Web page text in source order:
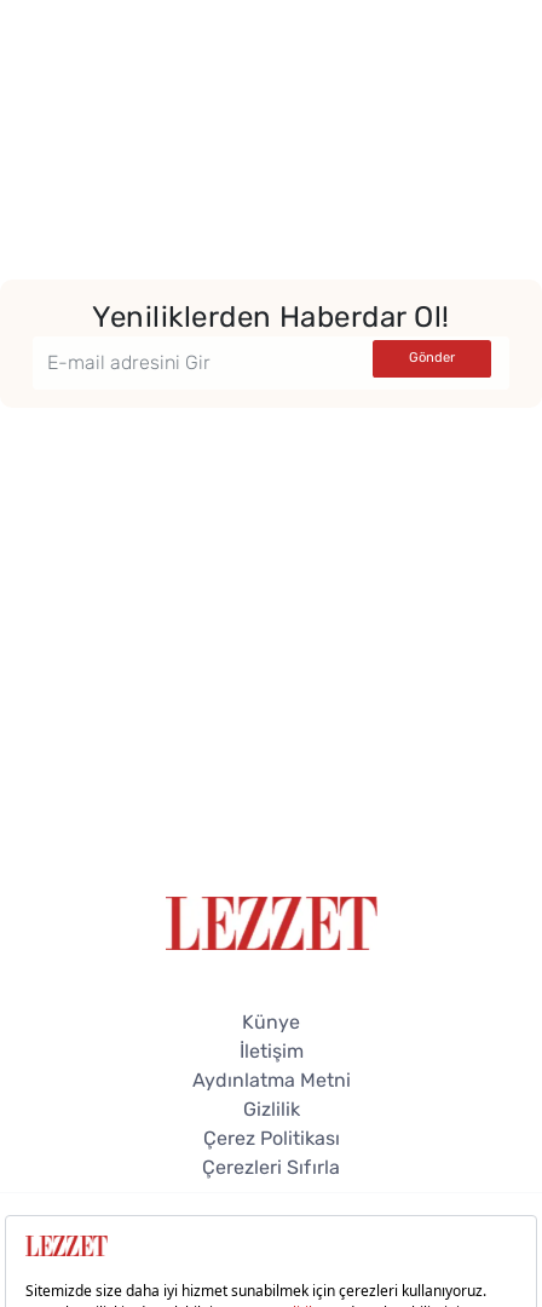
Yeniliklerden Haberdar Ol!
Künye
İletişim
Aydınlatma Metni
Gizlilik
Çerez Politikası
Çerezleri Sıfırla